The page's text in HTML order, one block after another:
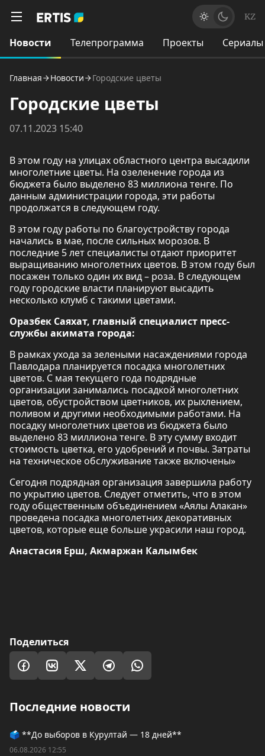
KZ
Новости Телепрограмма Проекты Сериалы
Главная Новости Городские цветы
Городские цветы
07.11.2023 15:40
В этом году на улицах областного центра высадили
многолетние цветы. На озеленение города из
бюджета было выделено 83 миллиона тенге. По
данным администрации города, эти работы
продолжатся в следующем году.
В этом году работы по благоустройству города
начались в мае, после сильных морозов. В
последние 5 лет специалисты отдают приоритет
выращиванию многолетних цветов. В этом году был
посажен только один их вид – роза. В следующем
году городские власти планируют высадить
несколько клумб с такими цветами.
Оразбек Саяхат, главный специалист пресс-
службы акимата города:
В рамках ухода за зелеными насаждениями города
Павлодара планируется посадка многолетних
цветов. С мая текущего года подрядные
организации занимались посадкой многолетних
цветов, обустройством цветников, их рыхлением,
поливом и другими необходимыми работами. На
посадку многолетних цветов из бюджета было
выделено 83 миллиона тенге. В эту сумму входит
стоимость цветка, его удобрений и почвы. Затраты
на техническое обслуживание также включены»
Сегодня подрядная организация завершила работу
по укрытию цветов. Следует отметить, что в этом
году общественным объединением «Аялы Алакан»
проведена посадка многолетних декоративных
цветов, которые еще больше украсили наш город.
Анастасия Ерш, Акмаржан Калымбек
Поделиться
Последние новости
🗳️ **До выборов в Курултай — 18 дней**
06.08.2026 12:55